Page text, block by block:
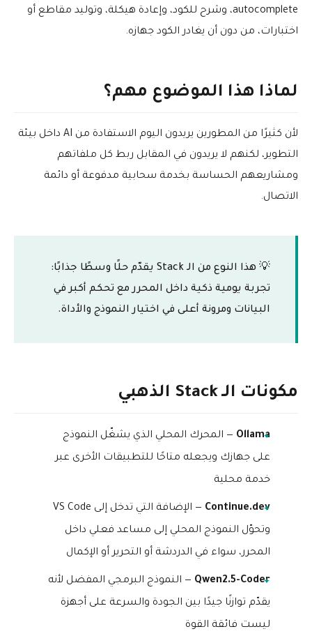
autocomplete، وشرح للكود، وإعادة هيكلة، وتوليد مقاطع أو
اختبارات، من دون أن يغادر الكود جهازه.
لماذا هذا الموضوع مهم؟
لأن كثيرًا من المطورين يريدون اليوم الاستفادة من AI داخل بيئة
التطوير، لكنهم لا يريدون في المقابل ربط كل ملفاتهم
ومشاريعهم الحساسة بخدمة سحابية مدفوعة أو دائمة
الاتصال.
💡 هذا النوع من الـ Stack يقدّم حلًا وسطًا جذابًا:
تجربة يومية ذكية داخل المحرر مع تحكم أكبر في
البيانات ومرونة أعلى في اختيار النموذج والأداة.
مكونات الـ Stack الذهبي
Ollama — المحرك المحلي الذي يشغّل النموذج
على جهازك ويجعله متاحًا للتطبيقات الأخرى عبر
خدمة محلية
Continue.dev
— الإضافة التي تدخل إلى VS Code
وتحوّل النموذج المحلي إلى مساعد فعلي داخل
المحرر، سواء في الدردشة أو التحرير أو الإكمال
Qwen2.5-Coder — النموذج البرمجي المفضل لأنه
يقدّم توازنًا جيدًا بين الجودة والسرعة على أجهزة
ليست فائقة القوة